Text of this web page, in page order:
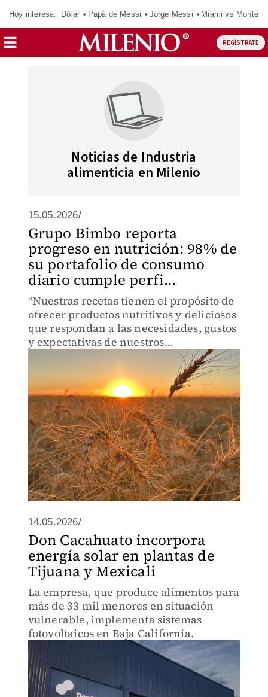
Hoy interesa: Dólar Papá de Messi Jorge Messi Miami vs
REGÍSTRATE
Noticias de Industria
alimenticia en Milenio
15.05.2026/
Grupo Bimbo reporta
progreso en nutrición: 98% de
su portafolio de consumo
diario cumple perfi...
“Nuestras recetas tienen el propósito de
ofrecer productos nutritivos y deliciosos
que respondan a las necesidades, gustos
y expectativas de nuestros
consumidores”, Patricia Villalobos
14.05.2026/
Don Cacahuato incorpora
energía solar en plantas de
Tijuana y Mexicali
La empresa, que produce alimentos para
más de 33 mil menores en situación
vulnerable, implementa sistemas
fotovoltaicos en Baja California.